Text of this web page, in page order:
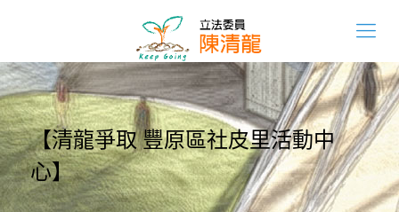
【清龍爭取 豐原區社皮里活動中
心】